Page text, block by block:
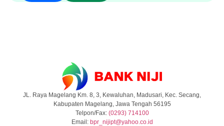
JL. Raya Magelang Km. 8, 3, Kewaluhan, Madusari, Kec. Secang,
Kabupaten Magelang, Jawa Tengah 56195
Telpon/Fax: (0293) 714100
Email: bpr_nijipt@yahoo.co.id